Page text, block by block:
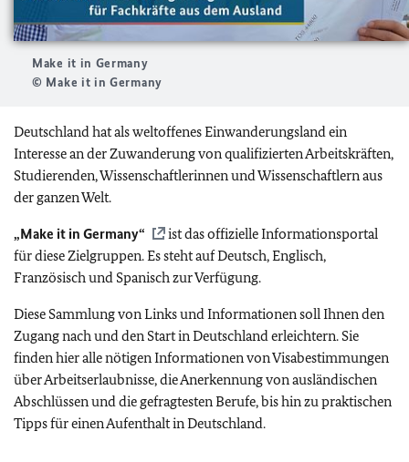
Make it in Germany
© Make it in Germany
Deutschland hat als weltoffenes Einwanderungsland ein
Interesse an der Zuwanderung von qualifizierten Arbeitskräften,
Studierenden, Wissenschaftlerinnen und Wissenschaftlern aus
der ganzen Welt.
„Make it in Germany“
ist das offizielle Informationsportal
für diese Zielgruppen. Es steht auf Deutsch, Englisch,
Französisch und Spanisch zur Verfügung.
Diese Sammlung von Links und Informationen soll Ihnen den
Zugang nach und den Start in Deutschland erleichtern. Sie
finden hier alle nötigen Informationen von Visabestimmungen
über Arbeitserlaubnisse, die Anerkennung von ausländischen
Abschlüssen und die gefragtesten Berufe, bis hin zu praktischen
Tipps für einen Aufenthalt in Deutschland.